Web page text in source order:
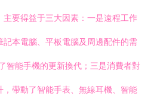
要得益于三大因素：一是遠程工作
本電腦、平板電腦及周邊配件的需
智能手機的更新換代；三是消費者對
帶動了智能手表、無線耳機、智能